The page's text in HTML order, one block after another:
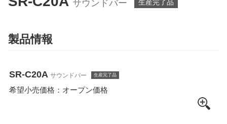
サウンドバー 生産完了品
製品情報
SR-C20A サウンドバー 生産完了品
希望小売価格：オープン価格